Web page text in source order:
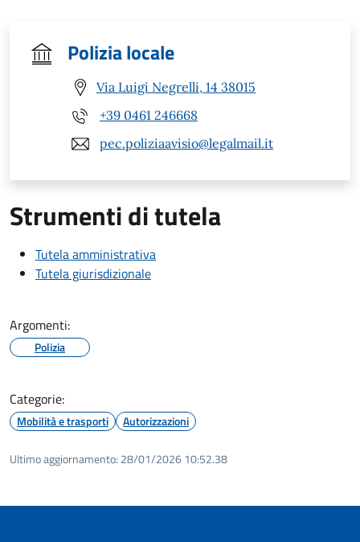
Polizia locale
Via Luigi Negrelli, 14 38015
+39 0461 246668
pec.poliziaavisio@legalmail.it
Strumenti di tutela
Tutela amministrativa
Tutela giurisdizionale
Argomenti:
Polizia
Categorie:
Mobilità e trasporti Autorizzazioni
Ultimo aggiornamento: 28/01/2026 10:52.38